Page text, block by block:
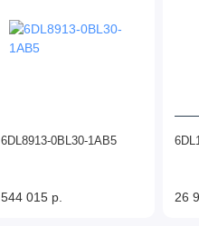
6DL8913-0BL30-1AB5
544 015 р. 26